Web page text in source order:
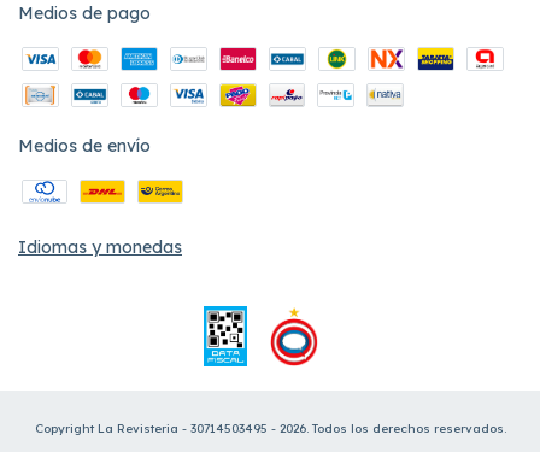
Medios de pago
Medios de envío
Idiomas y monedas
Copyright La Revisteria - 30714503495 - 2026. Todos los derechos reservados.